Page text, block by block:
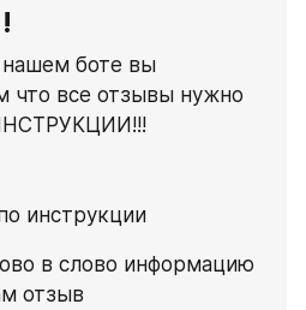
нашем боте вы
что все отзывы нужно
инструкции
в слово информацию
отзыв